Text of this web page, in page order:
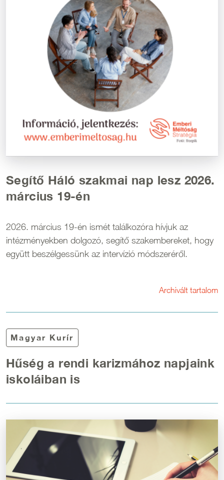
Segítő Háló szakmai nap lesz 2026.
március 19-én
2026. március 19-én ismét találkozóra hívjuk az
intézményekben dolgozó, segítő szakembereket, hogy
együtt beszélgessünk az intervízió módszeréről.
Archivált tartalom
Magyar Kurír
Hűség a rendi karizmához napjaink
iskoláiban is